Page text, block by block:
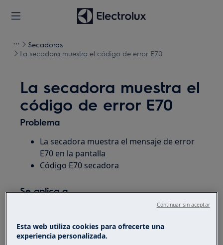
Secadoras
La secadora muestra el código de error E70
La secadora muestra el
código de error E70
Problema
La secadora muestra el mensaje de error
E70 en la pantalla
Código E70 secadora
Se aplica a
Solución
Esta web utiliza cookies para ofrecerte una
experiencia personalizada.
Continuar sin aceptar